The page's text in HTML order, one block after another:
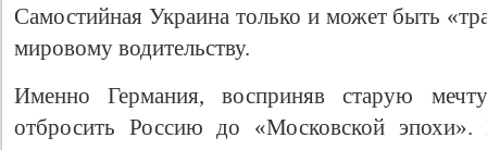
Самостийная Украина только и может быть
мировому водительству.
Именно Германия, восприняв старую
отбросить Россию до «Московской эпохи».